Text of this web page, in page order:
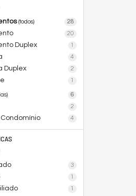
(todos) 28
20
Duplex 1
4
Duplex 2
1
6
2
4
3
1
1